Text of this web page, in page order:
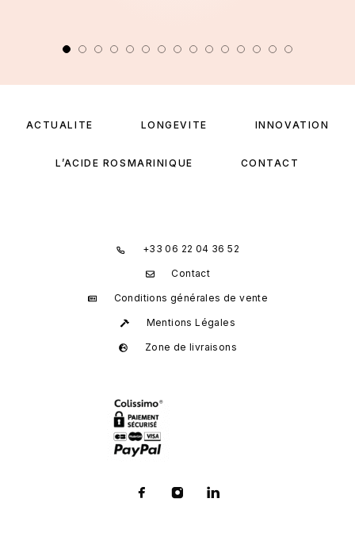
ACTUALITÉ LONGÉVITÉ INNOVATION
L’ACIDE ROSMARINIQUE CONTACT
+33 06 22 04 36 52
Contact
Conditions générales de vente
Mentions Légales
Zone de livraisons